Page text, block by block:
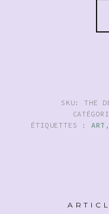
SKU:THE
ÉTIQUETTES : ART